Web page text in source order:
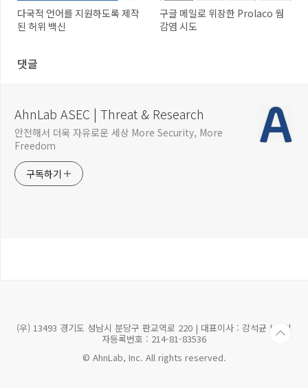
다국적 언어를 지원하도록 제작
된 허위 백신
구글 메일로 위장한 Prolaco 웜
감염 시도
댓글
AhnLab ASEC | Threat & Research
안전해서 더욱 자유로운 세상 More Security, More
Freedom
구독하기
(우) 13493 경기도 성남시 분당구 판교역로 220 | 대표이사 : 강석균 | 사업
자등록번호 : 214-81-83536
© AhnLab, Inc. All rights reserved.